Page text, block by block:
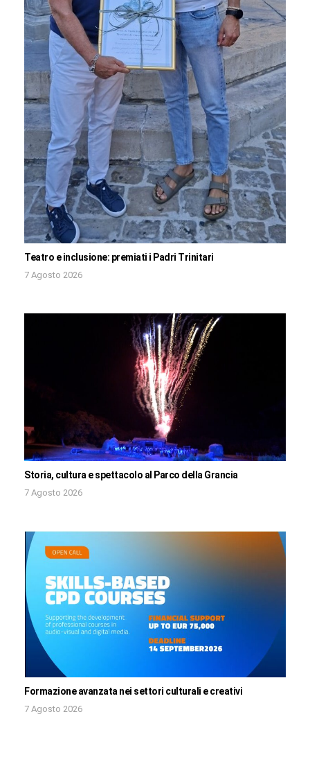
Teatro e inclusione: premiati i Padri Trinitari
7 Agosto 2026
Storia, cultura e spettacolo al Parco della Grancia
7 Agosto 2026
Formazione avanzata nei settori culturali e creativi
7 Agosto 2026